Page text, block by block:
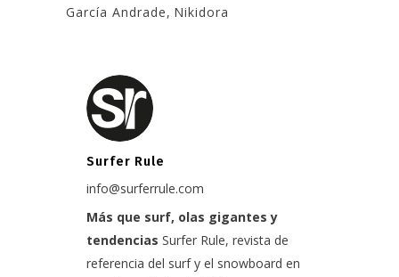
García Andrade, Nikidora
Surfer Rule
info@surferrule.com
Más que surf, olas gigantes y
tendencias Surfer Rule, revista de
referencia del surf y el snowboard en